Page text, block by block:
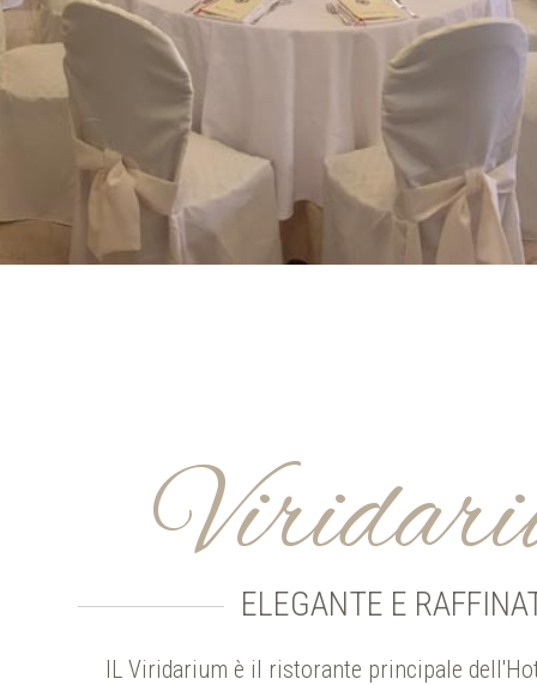
ELEGANTE E
IL Viridarium è il ristorante principale